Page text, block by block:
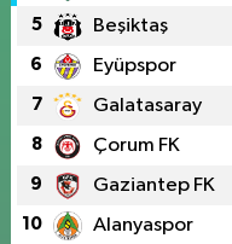
5 Beşiktaş
6 Eyüpspor
7 Galatasaray
8 Çorum FK
9 Gaziantep FK
10 Alanyaspor